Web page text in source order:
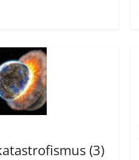
(3)